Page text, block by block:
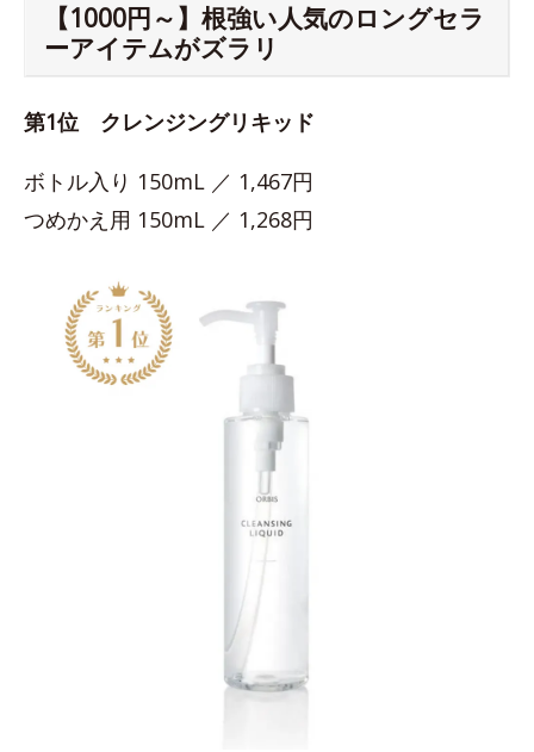
【1000円～】根強い人気のロングセラ
ーアイテムがズラリ
第1位 クレンジングリキッド
ボトル入り 150mL ／ 1,467円
つめかえ用 150mL ／ 1,268円